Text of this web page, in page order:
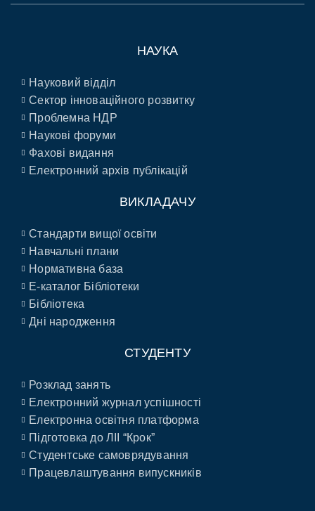
НАУКА
Науковий відділ
Сектор інноваційного розвитку
Проблемна НДР
Наукові форуми
Фахові видання
Електронний архів публікацій
ВИКЛАДАЧУ
Стандарти вищої освіти
Навчальні плани
Нормативна база
E-каталог Бібліотеки
Бібліотека
Дні народження
СТУДЕНТУ
Розклад занять
Електронний журнал успішності
Електронна освітня платформа
Підготовка до ЛІІ “Крок”
Студентське самоврядування
Працевлаштування випускників